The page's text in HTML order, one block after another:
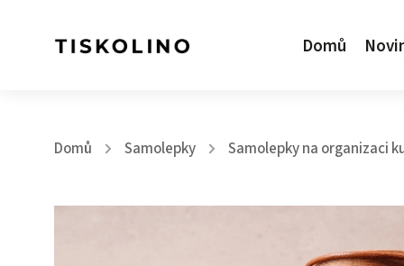
Domů
Domů / Samolepky / Samolepky na organizaci